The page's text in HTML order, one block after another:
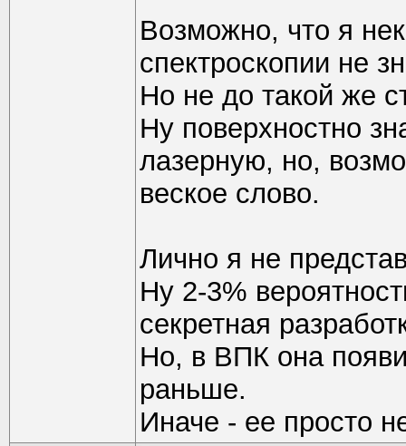
Возможно, что я
спектроскопии не
Но не до такой же
Ну поверхностно
лазерную, но,
веское слово.
Лично я не
Ну 2-3%
секретная
Но, в ВПК она
раньше.
Иначе - ее просто